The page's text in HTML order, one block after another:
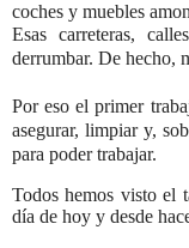
coches y muebles
Esas carreteras,
derrumbar. De hecho,
Por eso el primer
asegurar, limpiar y,
para poder trabajar.
Todos hemos visto el
día de hoy y desde